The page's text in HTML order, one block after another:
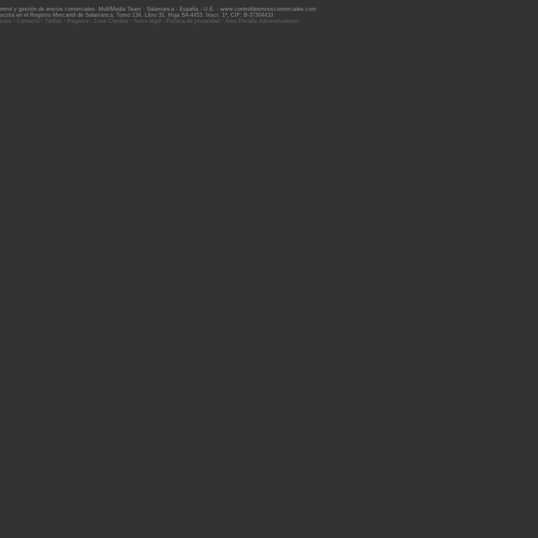
y gestión de envíos comerciales. MultiMedia Team · Salamanca - España - U.E. - www.controldeenvioscomerciales.com
en el Registro Mercantil de Salamanca, Tomo 134. Libro 31. Hoja SA-4453. Inscr. 1ª. CIF: B-37304433
· Contacto · Tarifas · Registro · Zona Clientes · Aviso legal · Política de privacidad · Área Privada Administradores